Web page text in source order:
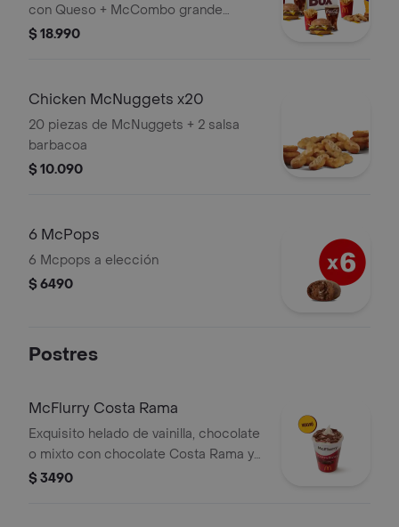
grande McN
con Queso + McCombo grande
McNuggets x10
$ 18.990
Chicken McNuggets x20
20 piezas de McNuggets + 2 salsa
barbacoa
$ 10.090
6 McPops
6 Mcpops a elección
$ 6490
Postres
McFlurry Costa Rama
Exquisito helado de vainilla, chocolate
o mixto con chocolate Costa Rama y
salsa a elección entre chocolate,
$ 3490